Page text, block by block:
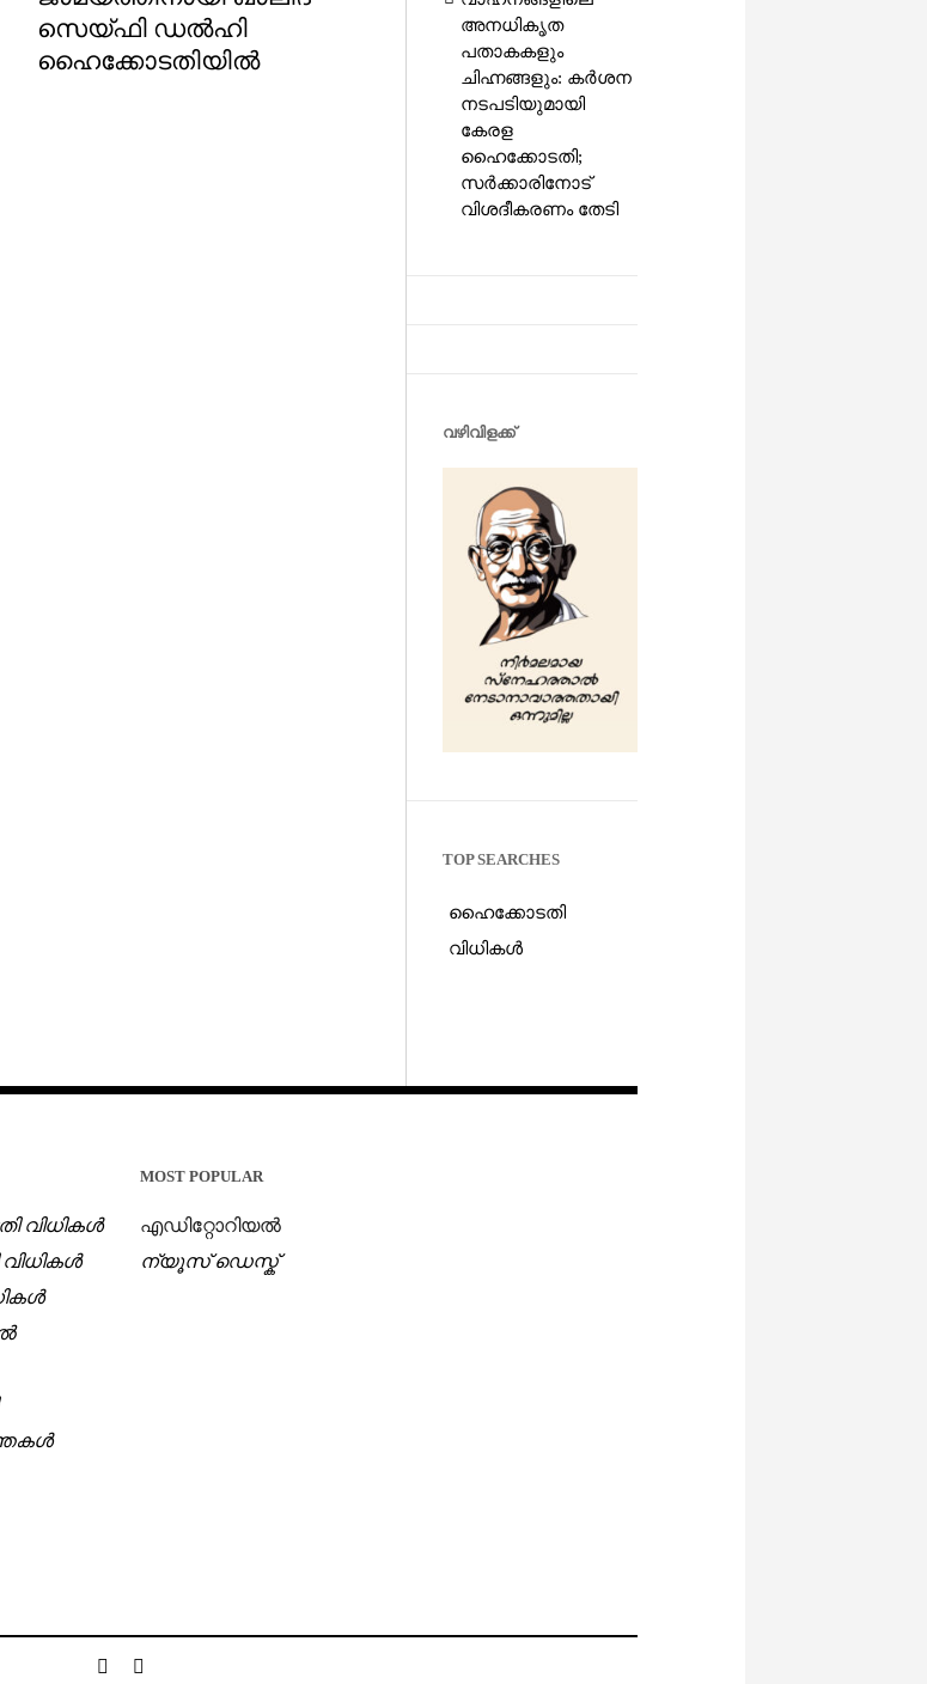
സെയ്ഫി ഡൽഹി
ഹൈക്കോടതിയിൽ
അനധികൃത
പതാകകളും
ചിഹ്നങ്ങളും: കർശന
നടപടിയുമായി
കേരള
ഹൈക്കോടതി;
സർക്കാരിനോട്
വിശദീകരണം തേടി
വഴിവിളക്ക്
TOP SEARCHES
ഹൈക്കോടതി
വിധികൾ
വിധികൾ
MOST POPULAR
എഡിറ്റോറിയൽ
ന്യൂസ് ഡെസ്ക്